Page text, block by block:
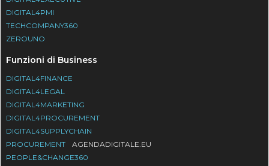
DIGITAL4PMI
TECHCOMPANY360
ZEROUNO
Funzioni di Business
DIGITAL4FINANCE
DIGITAL4LEGAL
DIGITAL4MARKETING
DIGITAL4PROCUREMENT
DIGITAL4SUPPLYCHAIN
PROCUREMENT
AGENDADIGITALE.EU
PEOPLE&CHANGE360